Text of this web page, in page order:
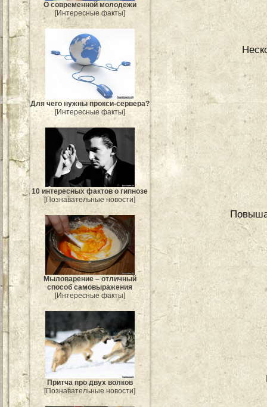
О современной молодежи
[Интересные факты]
Для чего нужны прокси-сервера?
[Интересные факты]
10 интересных фактов о гипнозе
[Познавательные новости]
Мыловарение – отличный
способ самовыражения
[Интересные факты]
Притча про двух волков
[Познавательные новости]